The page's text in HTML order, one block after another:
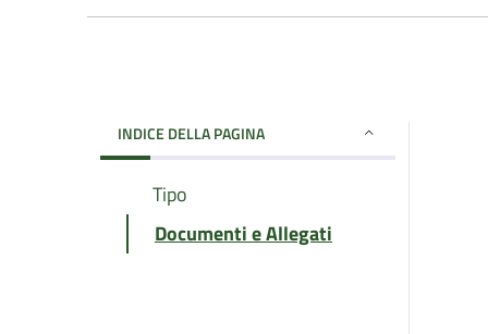
INDICE DELLA PAGINA
Tipo
Documenti e Allegati